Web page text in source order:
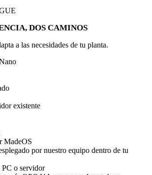
DOS CAMINOS
a las necesidades de tu planta.
existente